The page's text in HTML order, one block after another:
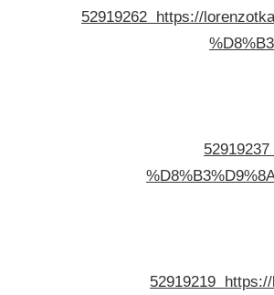
52919262 https://
52919237
52919219